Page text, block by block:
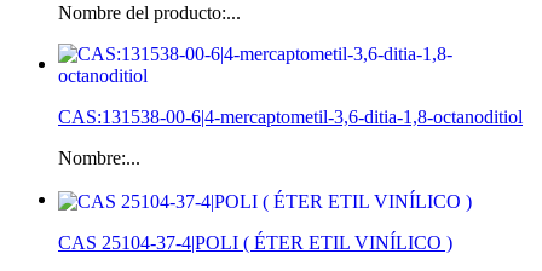
Nombre del producto:...
CAS:131538-00-6|4-mercaptometil-3,6-ditia-1,8-octanoditiol
Nombre:...
CAS 25104-37-4|POLI ( ÉTER ETIL VINÍLICO )